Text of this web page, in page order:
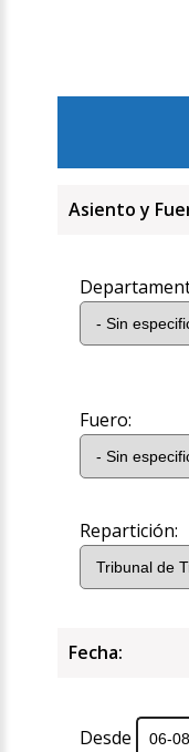
Asiento y
Fuero:
Repartición:
Fecha:
Desde